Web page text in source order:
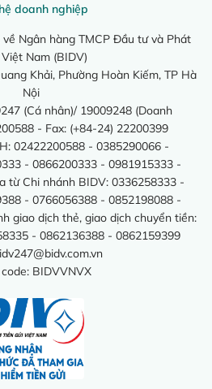
doanh nghiệp
Ngân hàng TMCP Đầu tư và Phát
Nam (BIDV)
Khải, Phường Hoàn Kiếm, TP Hà
Nội
(Cá nhân)/ 19009248 (Doanh
- Fax: (+84-24) 22200399
02422200588 - 0385290066 -
- 0866200333 - 0981915333 -
từ Chi nhánh BIDV: 0336258333 -
- 0766056388 - 0852198088 -
giao dịch thẻ, giao dịch chuyển tiền:
- 0862136388 - 0862159399
BIDVVNVX